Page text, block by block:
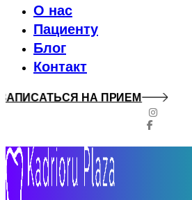
О нас
Пациенту
Блог
Контакт
ЗАПИСАТЬСЯ НА ПРИЕМ